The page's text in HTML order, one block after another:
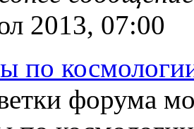
2013, 07:00
по
форума